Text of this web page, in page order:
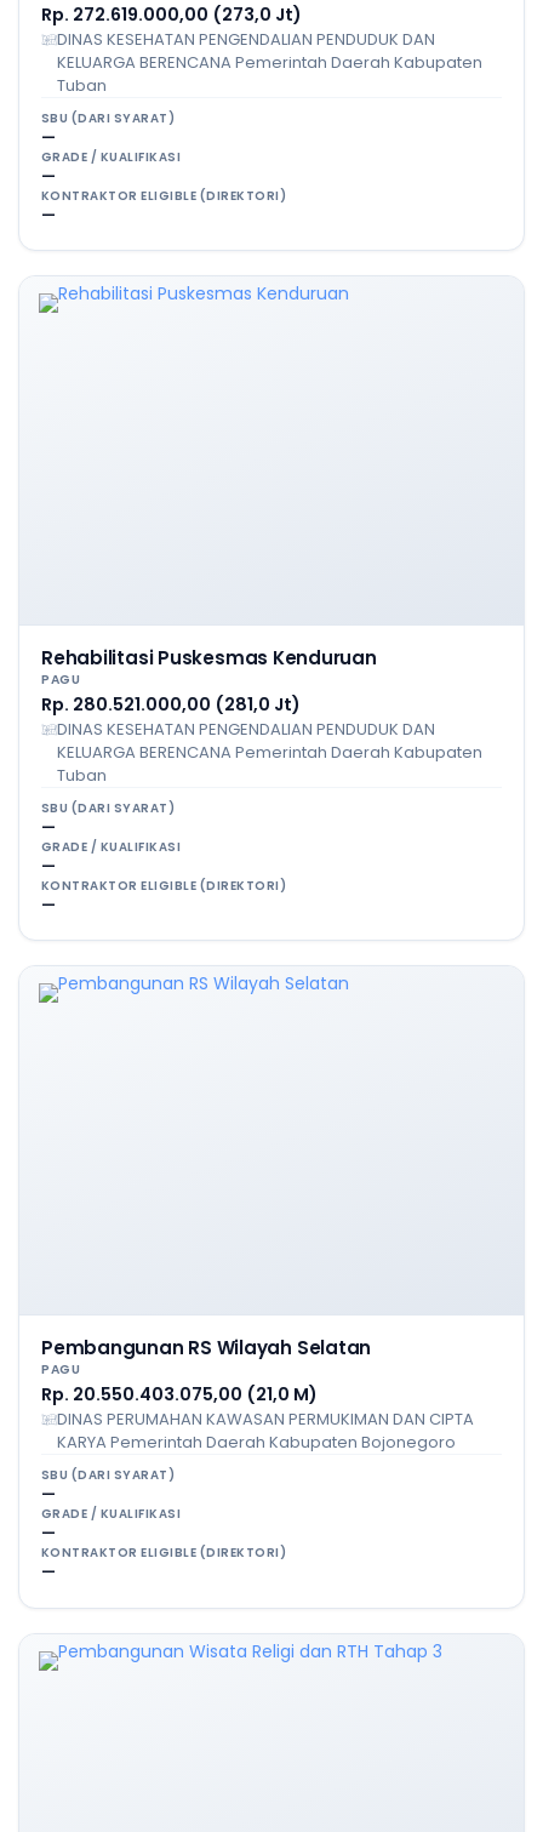
Rp. 272.619.000,00 (273,0 Jt)
DINAS KESEHATAN PENGENDALIAN PENDUDUK DAN
KELUARGA BERENCANA Pemerintah Daerah Kabupaten
Tuban
SBU (DARI SYARAT)
—
GRADE / KUALIFIKASI
—
KONTRAKTOR ELIGIBLE (DIREKTORI)
—
Rehabilitasi Puskesmas Kenduruan
PAGU
Rp. 280.521.000,00 (281,0 Jt)
DINAS KESEHATAN PENGENDALIAN PENDUDUK DAN
KELUARGA BERENCANA Pemerintah Daerah Kabupaten
Tuban
SBU (DARI SYARAT)
—
GRADE / KUALIFIKASI
—
KONTRAKTOR ELIGIBLE (DIREKTORI)
—
Pembangunan RS Wilayah Selatan
PAGU
Rp. 20.550.403.075,00 (21,0 M)
DINAS PERUMAHAN KAWASAN PERMUKIMAN DAN CIPTA
KARYA Pemerintah Daerah Kabupaten Bojonegoro
SBU (DARI SYARAT)
—
GRADE / KUALIFIKASI
—
KONTRAKTOR ELIGIBLE (DIREKTORI)
—